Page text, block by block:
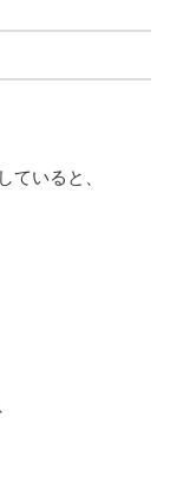
ていると、